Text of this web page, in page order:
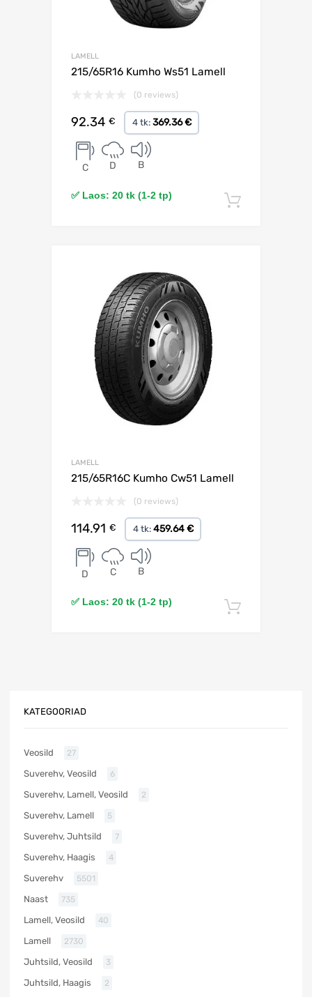
LAMELL
215/65R16 Kumho Ws51 Lamell
(0 reviews)
92.34 € 4 tk: 369.36 €
C D B
✅ Laos: 20 tk (1-2 tp)
LAMELL
215/65R16C Kumho Cw51 Lamell
(0 reviews)
114.91 € 4 tk: 459.64 €
D C B
✅ Laos: 20 tk (1-2 tp)
KATEGOORIAD
Veosild 27
Suverehv, Veosild 6
Suverehv, Lamell, Veosild 2
Suverehv, Lamell 5
Suverehv, Juhtsild 7
Suverehv, Haagis 4
Suverehv 5501
Naast 735
Lamell, Veosild 40
Lamell 2730
Juhtsild, Veosild 3
Juhtsild, Haagis 2